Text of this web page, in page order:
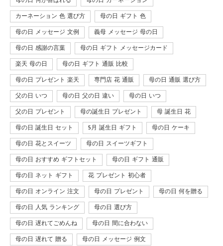
カーネーション 色 選び方 母の日 ギフト 色
母の日 メッセージ 文例 義母 メッセージ 母の日
母の日 感謝の言葉 母の日 ギフト メッセージカード
楽天 母の日 母の日 ギフト 通販 比較
母の日 プレゼント 楽天 専門店 花 通販 母の日 通販 選び方
父の日 いつ 母の日 父の日 違い 母の日 いつ
父の日 プレゼント 母の誕生日 プレゼント 母 誕生日 花
母の日 誕生日 セット 5月 誕生日 ギフト 母の日 ケーキ
母の日 花とスイーツ 母の日 スイーツギフト
母の日 おすすめ ギフトセット 母の日 ギフト 通販
母の日 ネット ギフト 花 プレゼント 初心者
母の日 オンライン 注文 母の日 プレゼント 母の日 何を贈る
母の日 人気 ランキング 母の日 選び方
母の日 遅れてごめんね 母の日 間に合わない
母の日 遅れて 贈る 母の日 メッセージ 例文